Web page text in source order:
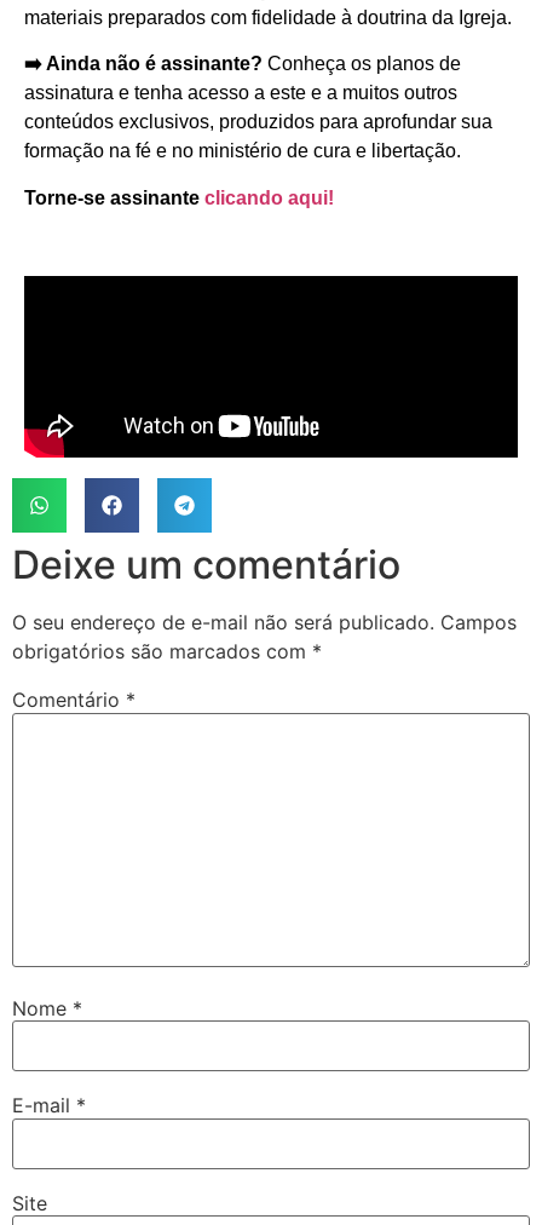
materiais preparados com fidelidade à doutrina da Igreja.
➡️ Ainda não é assinante? Conheça os planos de
assinatura e tenha acesso a este e a muitos outros
conteúdos exclusivos, produzidos para aprofundar sua
formação na fé e no ministério de cura e libertação.
Torne-se assinante clicando aqui!
Deixe um comentário
O seu endereço de e-mail não será publicado. Campos
obrigatórios são marcados com *
Comentário *
Nome *
E-mail *
Site